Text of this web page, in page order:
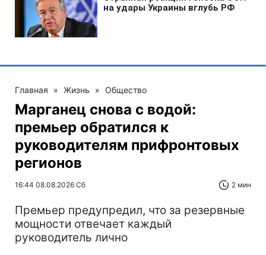
Главная » Жизнь » Общество
Марганец снова с водой:
премьер обратился к
руководителям прифронтовых
регионов
16:44 08.08.2026 Сб 2 мин
Премьер предупредил, что за резервные
мощности отвечает каждый
руководитель лично